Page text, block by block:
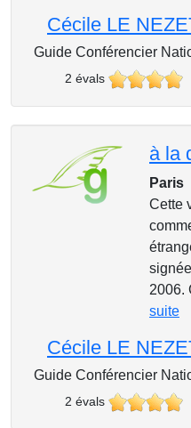
Cécile LE
Guide Conférencier
2 évals
Paris
Cette
2006.
suite
Cécile LE
Guide Conférencier
2 évals